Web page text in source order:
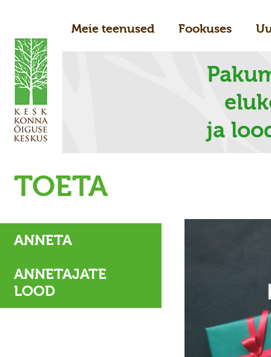
Meie teenused Fookuses
ja
TOETA
ANNETA
ANNETAJATE
LOOD